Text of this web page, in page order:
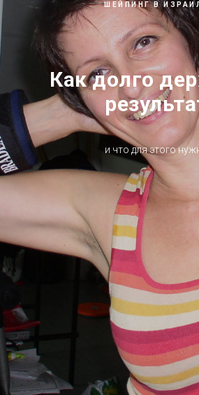
ШЕЙПИНГ В
Как долго
и что для этого